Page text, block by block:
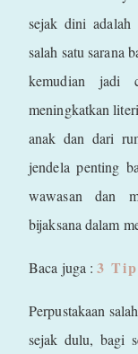
sejak dini adalah
salah satu sarana
kemudian jadi
meningkatkan
anak dan dari
jendela penting
wawasan dan
bijaksana dalam
Baca juga :3
Perpustakaan
sejak dulu, bagi